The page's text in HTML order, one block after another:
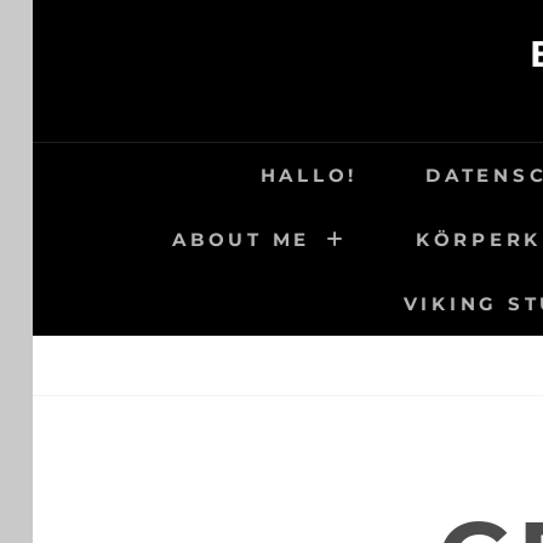
HALLO!
ABOUT ME
VIKING